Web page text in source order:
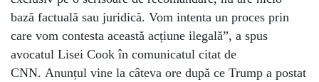
bază factuală sau juridică. Vom intenta un proces prin
care vom contesta această acțiune ilegală”, a spus
avocatul Lisei Cook în comunicatul citat de
CNN. Anunțul vine la câteva ore după ce Trump a postat